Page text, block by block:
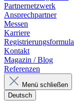
Partnernetzwerk
Ansprechpartner
Messen
Karriere
Kontakt
Magazin / Blog
Referenzen
Menü schließen
Deutsch